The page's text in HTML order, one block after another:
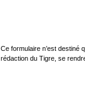
Ce formulaire n’est destiné
rédaction du Tigre, se